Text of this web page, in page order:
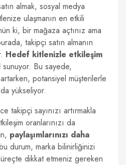
almak, sosyal medya
ulaşmanın en etkili
ki, bir mağaza açtınız ama
takipçi satın almanın
Hedef kitlenizle etkileşim
sunuyor. Bu sayede,
potansiyel müşterilerle
yükseliyor.
takipçi sayınızı artırmakla
oranlarınızı da
paylaşımlarınızı daha
durum, marka bilinirliğinizi
dikkat etmeniz gereken